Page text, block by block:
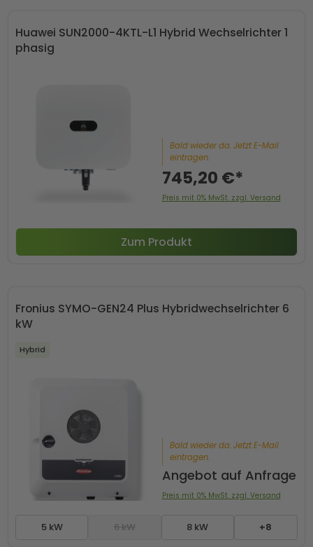
Huawei SUN2000-4KTL-L1 Hybrid Wechselrichter 1
phasig
Bald wieder da. Jetzt E-Mail
eintragen.
745,20 €*
Preis mit 0% MwSt. zzgl. Versand
Zum Produkt
Fronius SYMO-GEN24 Plus Hybridwechselrichter 6
kW
Hybrid
5 kW 6 kW 8 kW +8
Bald wieder da. Jetzt E-Mail
eintragen.
Angebot auf Anfrage
Preis mit 0% MwSt. zzgl. Versand